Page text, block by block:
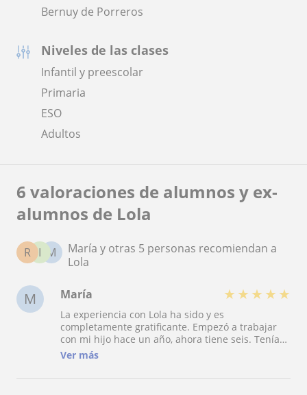
Bernuy de Porreros
Niveles de las clases
Infantil y preescolar
Primaria
ESO
Adultos
6 valoraciones de alumnos y ex-
alumnos de Lola
M
I
R
María y otras 5 personas recomiendan a
Lola
M María ★ ★ ★ ★ ★
La experiencia con Lola ha sido y es
completamente gratificante. Empezó a trabajar
con mi hijo hace un año, ahora tiene seis. Tenía
problemas para iniciarse en el proceso de
mantener la atención, afectándole todo ello a su
Ver más